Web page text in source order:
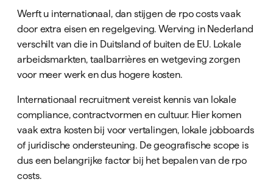
Werft u internationaal, dan stijgen de rpo costs vaak
door extra eisen en regelgeving. Werving in Nederland
verschilt van die in Duitsland of buiten de EU. Lokale
arbeidsmarkten, taalbarrières en wetgeving zorgen
voor meer werk en dus hogere kosten.
Internationaal recruitment vereist kennis van lokale
compliance, contractvormen en cultuur. Hier komen
vaak extra kosten bij voor vertalingen, lokale jobboards
of juridische ondersteuning. De geografische scope is
dus een belangrijke factor bij het bepalen van de rpo
costs.